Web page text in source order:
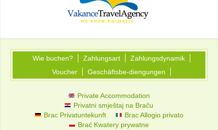
Wie buchen? Zahlungsart
Zahlungsdynamik
Voucher
Geschäftsbe-diengungen
Private Accommodation
Privatni smještaj na Braču
Brac Privatuntekunft
Brac Allogio privato
Brać Kwatery prywatne